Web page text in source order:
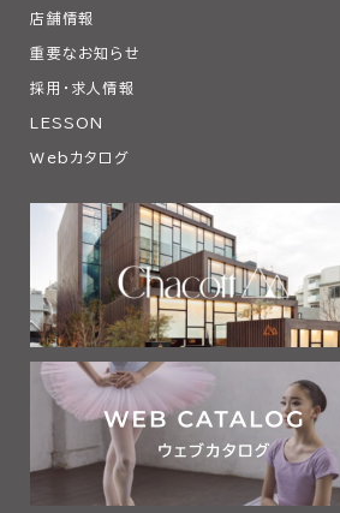
店舗情報
重要なお知らせ
採用・求人情報
LESSON
Webカタログ